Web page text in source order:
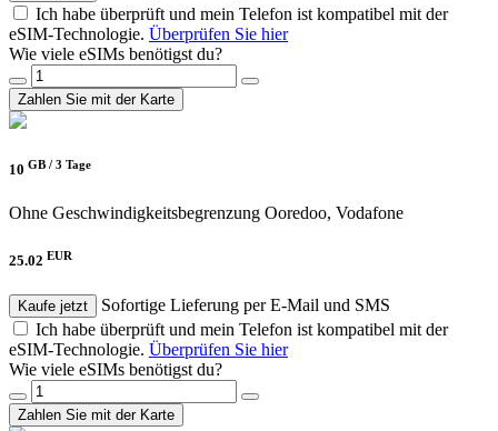
Ich habe überprüft und mein Telefon ist kompatibel mit der
eSIM-Technologie. Überprüfen Sie hier
Wie viele eSIMs benötigst du?
Zahlen Sie mit der Karte
10 GB / 3 Tage
Ohne Geschwindigkeitsbegrenzung Ooredoo, Vodafone
25.02 EUR
Kaufe jetzt
Sofortige Lieferung per E-Mail und SMS
Ich habe überprüft und mein Telefon ist kompatibel mit der
eSIM-Technologie. Überprüfen Sie hier
Wie viele eSIMs benötigst du?
Zahlen Sie mit der Karte